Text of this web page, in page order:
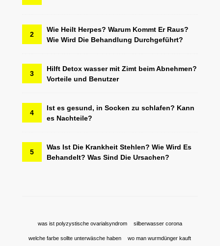
2
Wie Heilt Herpes? Warum Kommt Er Raus?
Wie Wird Die Behandlung Durchgeführt?
3
Hilft Detox wasser mit Zimt beim Abnehmen?
Vorteile und Benutzer
4
Ist es gesund, in Socken zu schlafen? Kann
es Nachteile?
5
Was Ist Die Krankheit Stehlen? Wie Wird Es
Behandelt? Was Sind Die Ursachen?
was ist polyzystische ovarialsyndrom silberwasser corona
welche farbe sollte unterwäsche haben wo man wurmdünger kauft